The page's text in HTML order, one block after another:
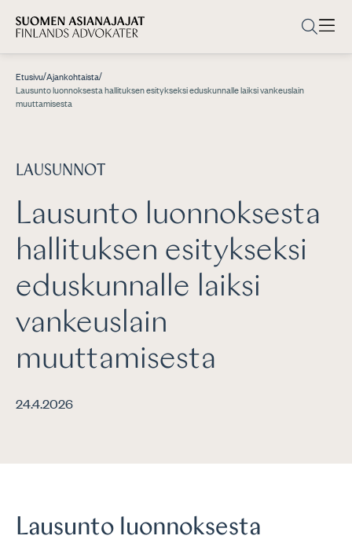
Etusivu/Ajankohtaista/
Lausunto luonnoksesta hallituksen esitykseksi eduskunnalle laiksi vankeuslain
muuttamisesta
LAUSUNNOT
Lausunto luonnoksesta
hallituksen esitykseksi
eduskunnalle laiksi
vankeuslain
muuttamisesta
24.4.2026
Lausunto luonnoksesta